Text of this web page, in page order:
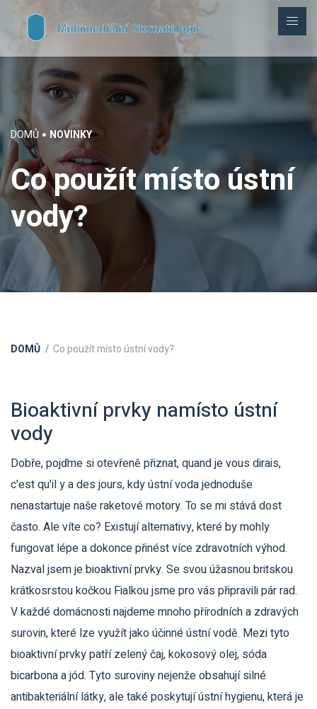
DOMŮ NOVINKY
Co použít místo ústní
vody?
DOMŮ Co použít místo ústní vody?
Bioaktivní prvky namísto ústní
vody
Dobře, pojďme si otevřeně přiznat, quand je vous dirais,
c'est qu'il y a des jours, kdy ústní voda jednoduše
nenastartuje naše raketové motory. To se mi stává dost
často. Ale víte co? Existují alternativy, které by mohly
fungovat lépe a dokonce přinést více zdravotních výhod.
Nazval jsem je bioaktivní prvky. Se svou úžasnou britskou
krátkosrstou kočkou Fialkou jsme pro vás připravili pár rad.
V každé domácnosti najdeme mnoho přírodních a zdravých
surovin, které lze využít jako účinné ústní vodě. Mezi tyto
bioaktivní prvky patří zelený čaj, kokosový olej, sóda
bicarbona a jód. Tyto suroviny nejenže obsahují silné
antibakteriální látky, ale také poskytují ústní hygienu, která je